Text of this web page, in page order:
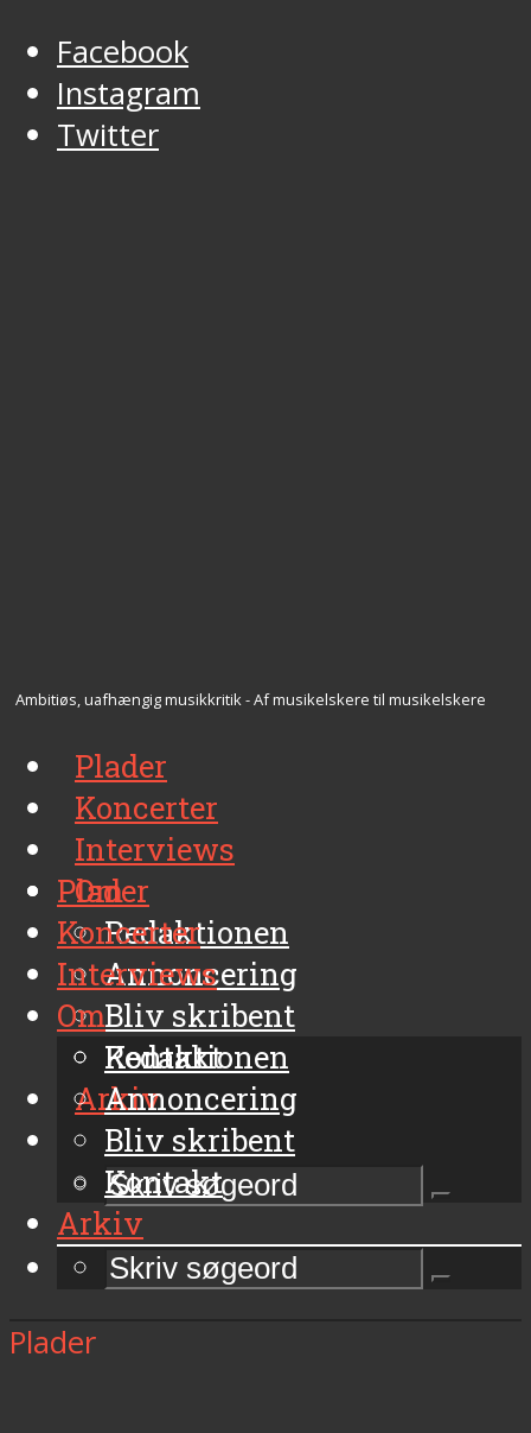
Facebook
Instagram
Twitter
Ambitiøs, uafhængig musikkritik - Af musikelskere til musikelskere
Plader
Koncerter
Interviews
Om
Redaktionen
Annoncering
Bliv skribent
Kontakt
Arkiv
Plader
Koncerter
Interviews
Om
Redaktionen
Annoncering
Bliv skribent
Kontakt
Arkiv
Plader